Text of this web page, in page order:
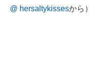
@ hersaltykissesから）